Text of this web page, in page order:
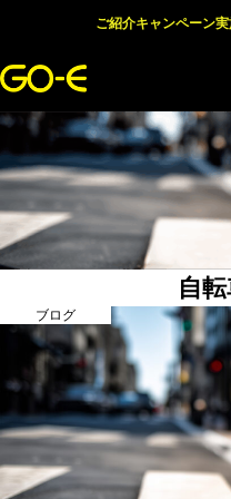
ご紹介キャンペーン
自
ブログ